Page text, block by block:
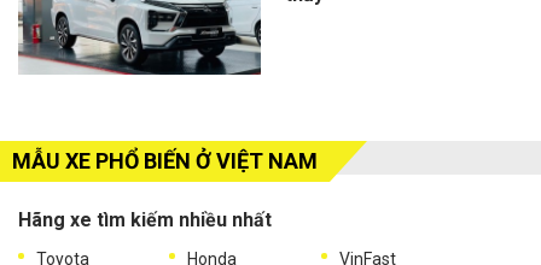
MẪU XE PHỔ BIẾN Ở VIỆT NAM
Hãng xe tìm kiếm nhiều nhất
Toyota Honda VinFast